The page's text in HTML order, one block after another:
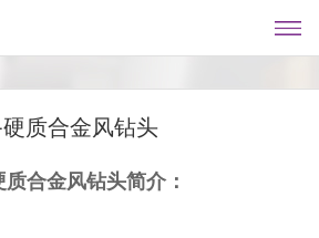
质合金风钻头
合金风钻头简介：